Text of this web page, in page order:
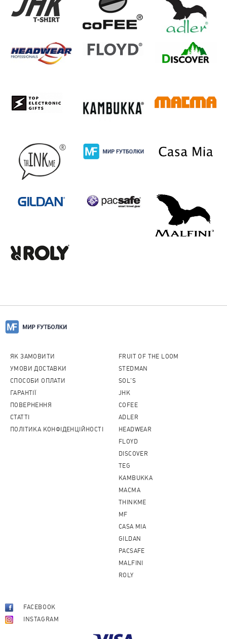
ЯК ЗАМОВИТИ
УМОВИ ДОСТАВКИ
СПОСОБИ ОПЛАТИ
ГАРАНТІЇ
ПОВЕРНЕННЯ
CТАТТІ
ПОЛІТИКА КОНФІДЕНЦІЙНОСТІ
FRUIT OF THE LOOM
STEDMAN
SOL'S
JHK
COFEE
ADLER
HEADWEAR
FLOYD
DISCOVER
TEG
KAMBUKKA
MACMA
THINKME
MF
CASA MIA
GILDAN
PACSAFE
MALFINI
ROLY
FACEBOOK
INSTAGRAM